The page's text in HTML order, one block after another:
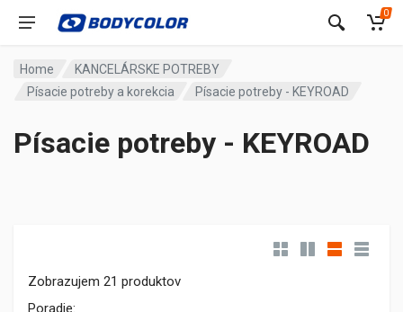
0
Home
KANCELÁRSKE POTREBY
Písacie potreby a korekcia
Písacie potreby - KEYROAD
Písacie potreby - KEYROAD
Zobrazujem 21 produktov
Poradie: